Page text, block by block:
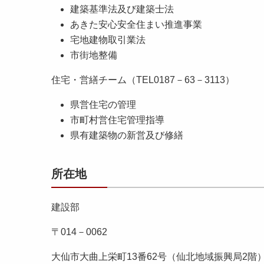
建築基準法及び建築士法
あきた安心安全住まい推進事業
宅地建物取引業法
市街地整備
住宅・営繕チーム（TEL0187－63－3113）
県営住宅の管理
市町村営住宅管理指導
県有建築物の新営及び修繕
所在地
建設部
〒014－0062
大仙市大曲上栄町13番62号（仙北地域振興局2階